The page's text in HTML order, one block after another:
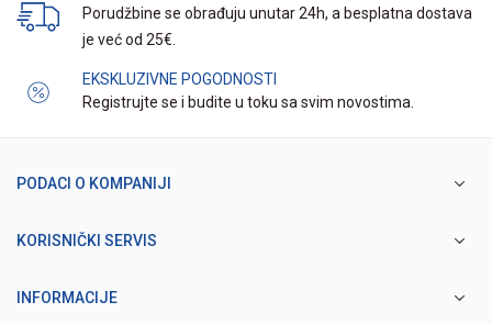
Porudžbine se obrađuju unutar 24h, a besplatna dostava
je već od 25€.
EKSKLUZIVNE POGODNOSTI
Registrujte se i budite u toku sa svim novostima.
PODACI O KOMPANIJI
KORISNIČKI SERVIS
INFORMACIJE